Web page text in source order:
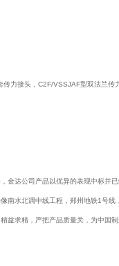
力接头，C2F/VSSJAF型双法兰
达公司产品以优异的表现中标并
水北调中线工程，郑州地铁1号
益求精，严把产品质量关，为中国制